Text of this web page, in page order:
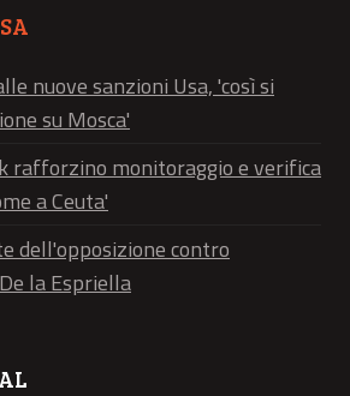
nuove sanzioni Usa, 'così si
su Mosca'
rafforzino monitoraggio e verifica
a Ceuta'
dell'opposizione contro
la Espriella